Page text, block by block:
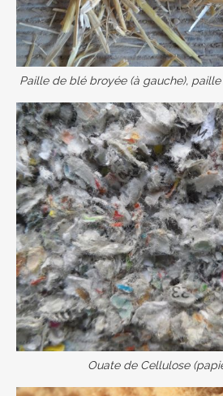
Paille de blé broyée (à gauche),
Ouate de Cellulose